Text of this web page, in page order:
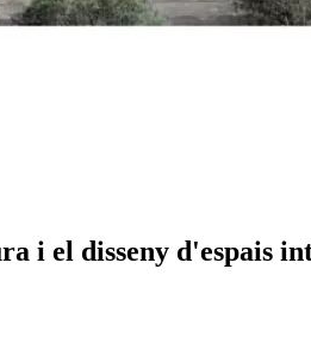
i el disseny d'espais